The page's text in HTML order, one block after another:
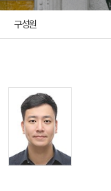
구성원